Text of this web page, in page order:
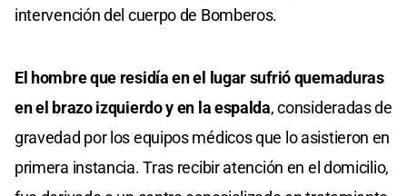
intervención del cuerpo de Bomberos.
El hombre que residía en el lugar sufrió quemaduras
en el brazo izquierdo y en la espalda, consideradas de
gravedad por los equipos médicos que lo asistieron en
primera instancia. Tras recibir atención en el domicilio,